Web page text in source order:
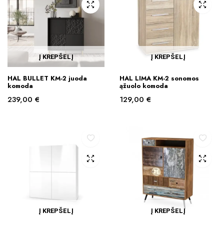
Į KREPŠELĮ
HAL BULLET KM-2 juoda
komoda
239,00 €
Į KREPŠELĮ
HAL LIMA KM-2 sonomos
ąžuolo komoda
129,00 €
Į KREPŠELĮ Į KREPŠELĮ